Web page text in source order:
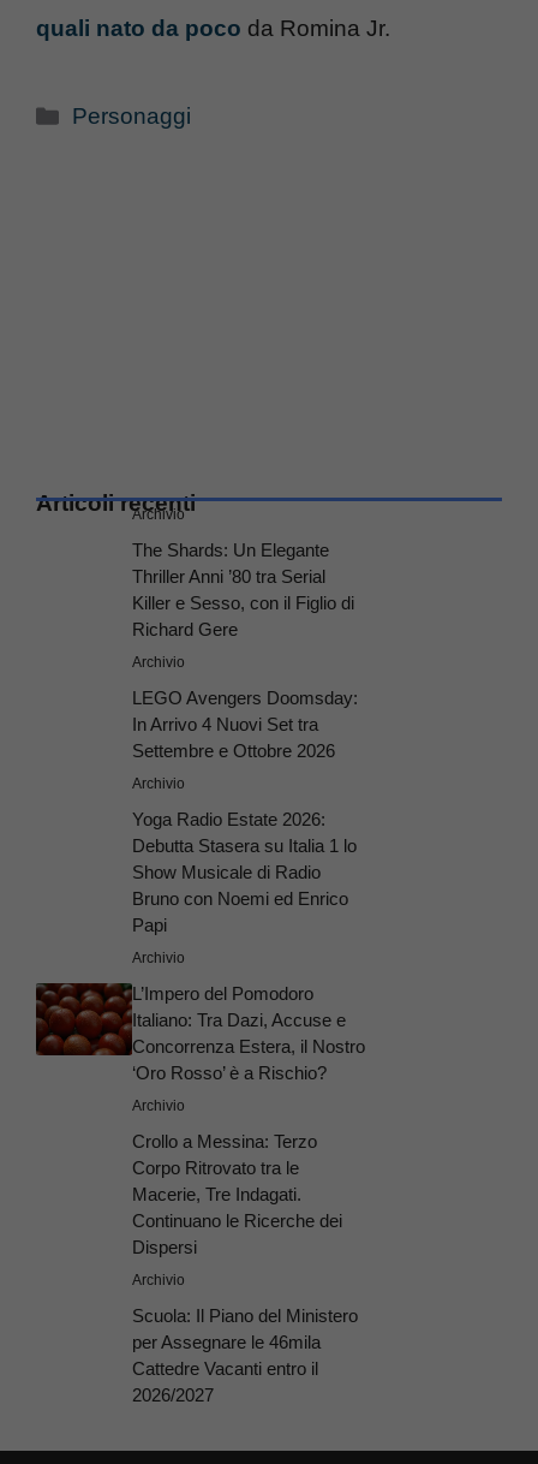
quali nato da poco da Romina Jr.
Categorie
Personaggi
Articoli recenti
Archivio
The Shards: Un Elegante
Thriller Anni ’80 tra Serial
Killer e Sesso, con il Figlio di
Richard Gere
Archivio
LEGO Avengers Doomsday:
In Arrivo 4 Nuovi Set tra
Settembre e Ottobre 2026
Archivio
Yoga Radio Estate 2026:
Debutta Stasera su Italia 1 lo
Show Musicale di Radio
Bruno con Noemi ed Enrico
Papi
Archivio
L’Impero del Pomodoro
Italiano: Tra Dazi, Accuse e
Concorrenza Estera, il Nostro
‘Oro Rosso’ è a Rischio?
Archivio
Crollo a Messina: Terzo
Corpo Ritrovato tra le
Macerie, Tre Indagati.
Continuano le Ricerche dei
Dispersi
Archivio
Scuola: Il Piano del Ministero
per Assegnare le 46mila
Cattedre Vacanti entro il
2026/2027